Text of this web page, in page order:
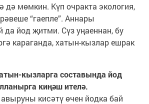
дә мөмкин. Күп очракта экология,
“гаепле”. Аннары
да йод җитми. Сүз уңаеннан, бу
караганда, хатын-кызлар ешрак
кызларга составында йод
киңәш ителә.
кисәтү өчен йодка бай